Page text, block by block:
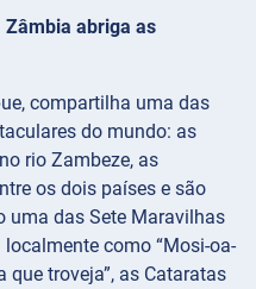
Zâmbia abriga as
compartilha uma das
do mundo: as
rio Zambeze, as
os dois países e são
uma das Sete Maravilhas
como “Mosi-oa-
que troveja”, as Cataratas